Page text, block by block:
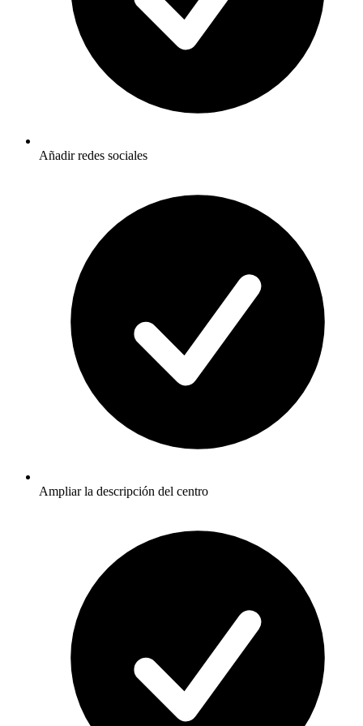
Añadir redes sociales
Ampliar la descripción del centro